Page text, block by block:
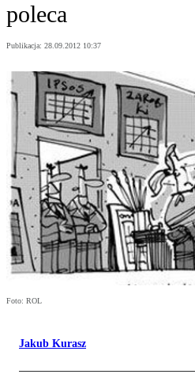
poleca
Publikacja: 28.09.2012 10:37
Foto: ROL
Jakub Kurasz